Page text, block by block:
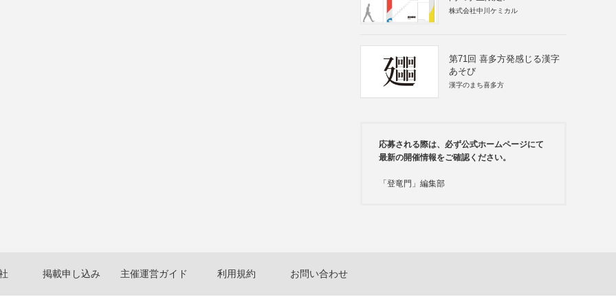
株式会社中川ケミカル
第71回 喜多方発感じる漢字
あそび
漢字のまち喜多方
応募される際は、必ず公式ホームページにて
最新の開催情報をご確認ください。
「登竜門」編集部
掲載申し込み 主催運営ガイド 利用規約 お問い合わせ